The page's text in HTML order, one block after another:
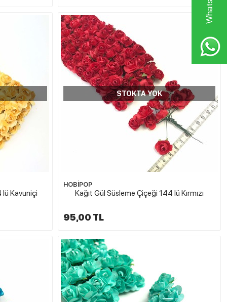
lü Kavuniçi
STOKTA YOK
HOBİPOP
Kağıt Gül Süsleme Çiçeği 144 lü Kırmızı
95,00 TL